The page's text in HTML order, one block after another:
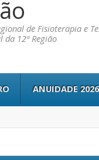
de Fisioterapia e
da 12ª Região
ANUIDADE 2026